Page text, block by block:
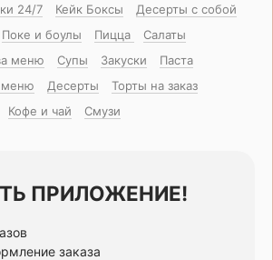
24/7 Кейк Боксы
Десерты с собой
Поке и боулы Пицца
Салаты
меню Супы Закуски
Паста
меню Десерты
Торты на заказ
Кофе и чай Смузи
ПРИЛОЖЕНИЕ!
заказа